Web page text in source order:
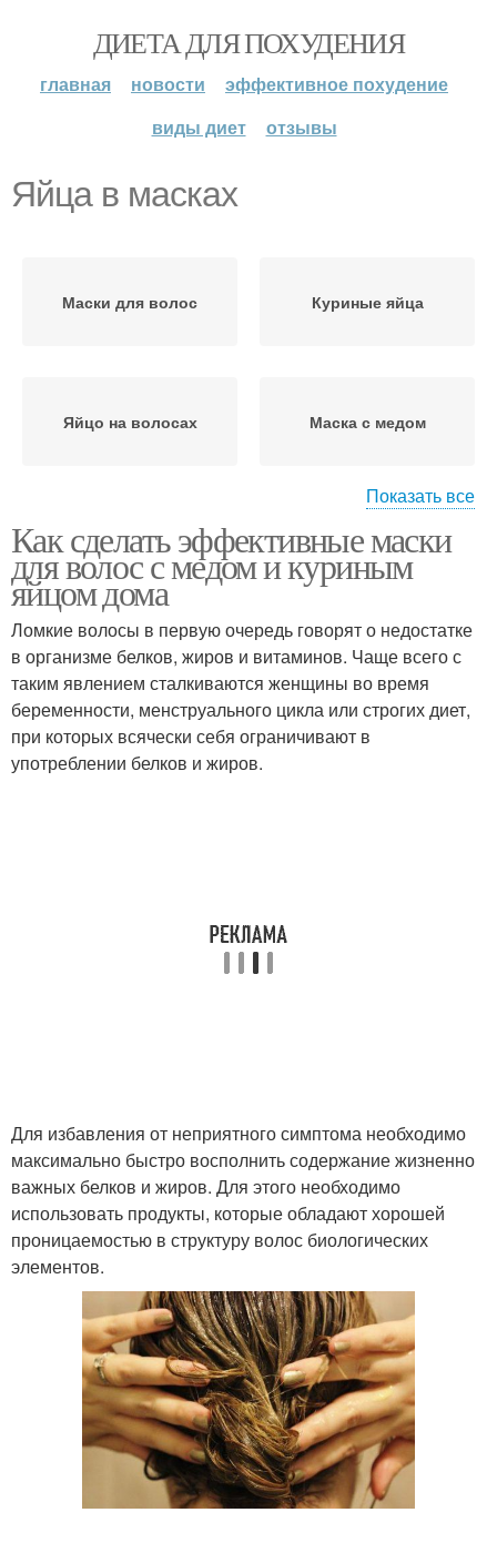
ДИЕТА ДЛЯ ПОХУДЕНИЯ
главная новости
эффективное похудение
виды диет
отзывы
Яйца в масках
Маски для волос Куриные яйца
Яйцо на волосах Маска с медом
Яйцо на волосы Маски с медом
Яйца в домашних
масках
Медово-яичные маски
Показать все
Как сделать эффективные маски
для волос с медом и куриным
яйцом дома
Ломкие волосы в первую очередь говорят о недостатке
в организме белков, жиров и витаминов. Чаще всего с
таким явлением сталкиваются женщины во время
беременности, менструального цикла или строгих диет,
при которых всячески себя ограничивают в
употреблении белков и жиров.
Для избавления от неприятного симптома необходимо
максимально быстро восполнить содержание жизненно
важных белков и жиров. Для этого необходимо
использовать продукты, которые обладают хорошей
проницаемостью в структуру волос биологических
элементов.